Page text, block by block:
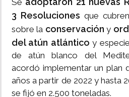
Se
3 Resoluciones que
sobre la conservación y
del atún atlántico y
de atún blanco del
acordó implementar un plan
años a partir de 2022 y hasta
se fijó en 2.500 toneladas.